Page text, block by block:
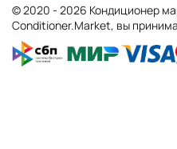
© 2020 - 2026 Кондиционер
Conditioner.Market, вы